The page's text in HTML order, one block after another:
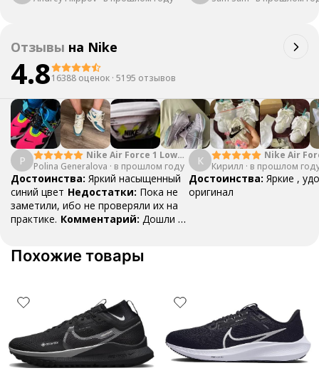
Отзывы на Nike
4.816388 оценок · 5195 отзывов
P
Nike Air Force 1 Low
College Pack White
Blue
Polina Generalova · в прошлом году
Достоинства: Яркий насыщенный
синий цвет Недостатки: Пока не
заметили, ибо не проверяли их на
практике. Комментарий: Дошли за
К
Nike Air
Yellow
Кирилл · в прошлом
Достоинства: Яркие ,
оригинал
Похожие товары